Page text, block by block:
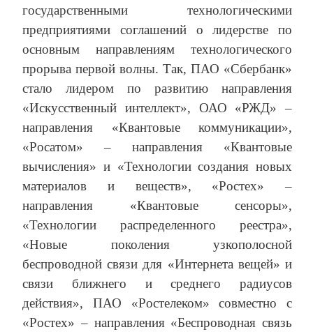
государственными технологическими
предприятиями соглашений о лидерстве по
основным направлениям технологического
прорыва первой волны. Так, ПАО «Сбербанк»
стало лидером по развитию направления
«Искусственный интеллект», ОАО «РЖД» –
направления «Квантовые коммуникации»,
«Росатом» – направления «Квантовые
вычисления» и «Технологии создания новых
материалов и веществ», «Ростех» –
направления «Квантовые сенсоры»,
«Технологии распределенного реестра»,
«Новые поколения узкополосной
беспроводной связи для «Интернета вещей» и
связи ближнего и среднего радиусов
действия», ПАО «Ростелеком» совместно с
«Ростех» – направления «Беспроводная связь